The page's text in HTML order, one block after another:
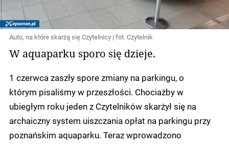
Auto, na które skarżą się Czytelnicy | fot. Czytelnik
W aquaparku sporo się dzieje.
1 czerwca zaszły spore zmiany na parkingu, o
którym pisaliśmy w przeszłości. Chociażby w
ubiegłym roku jeden z Czytelników skarżył się na
archaiczny system uiszczania opłat na parkingu przy
poznańskim aquaparku. Teraz wprowadzono